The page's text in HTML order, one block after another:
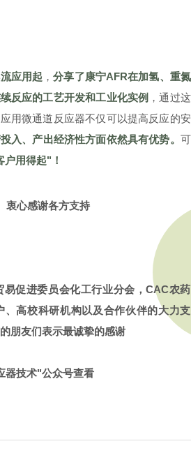
应用起 ，分享了康宁AFR在加氢、重
反应的工艺开发和工业化实例 ，通过
用微通道反应器不仅可以提高反应的
入、产出经济性方面依然具有优势。
户用得起"！
衷心感谢各方支持
促进委员会化工行业分会，CAC农
、高校科研机构以及合作伙伴的大力
朋友们表示最诚挚的感谢
器技术"公众号查看